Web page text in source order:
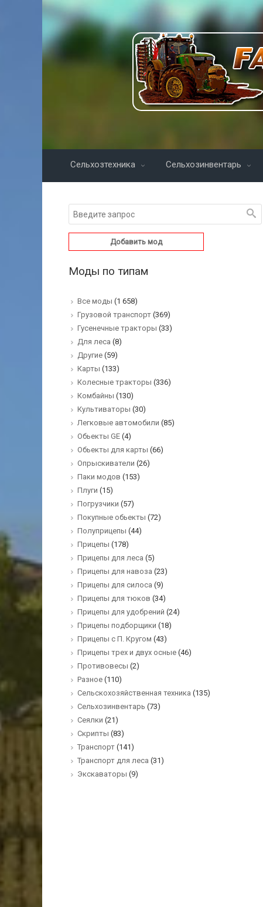
Сельхозтехника Сельхозинвентарь
Добавить мод
Моды по типам
Все моды (1 658)
Грузовой транспорт (369)
Гусенечные тракторы (33)
Для леса (8)
Другие (59)
Карты (133)
Колесные тракторы (336)
Комбайны (130)
Культиваторы (30)
Легковые автомобили (85)
Обьекты GE (4)
Обьекты для карты (66)
Опрыскиватели (26)
Паки модов (153)
Плуги (15)
Погрузчики (57)
Покупные обьекты (72)
Полуприцепы (44)
Прицепы (178)
Прицепы для леса (5)
Прицепы для навоза (23)
Прицепы для силоса (9)
Прицепы для тюков (34)
Прицепы для удобрений (24)
Прицепы подборщики (18)
Прицепы с П. Кругом (43)
Прицепы трех и двух осные (46)
Противовесы (2)
Разное (110)
Сельскохозяйственная техника (135)
Сельхозинвентарь (73)
Сеялки (21)
Скрипты (83)
Транспорт (141)
Транспорт для леса (31)
Экскаваторы (9)